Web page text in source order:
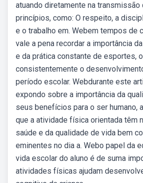
atuando diretamente na transmissão
princípios, como: O respeito, a
e o trabalho em. Webem tempos de
vale a pena recordar a importância
e da prática constante de esportes,
consistentemente o
período escolar. Webdurante este
expondo sobre a importância da
seus benefícios para o ser humano,
que a atividade física orientada têm
saúde e da qualidade de vida bem
eminentes no dia a. Webo papel da
vida escolar do aluno é de suma
atividades físicas ajudam